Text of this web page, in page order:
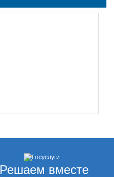
Решаем вместе